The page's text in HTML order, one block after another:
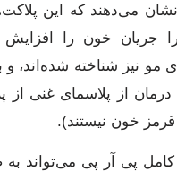
می‌دهند که این
جریان خون را
مو نیز شناخته شده‌اند،
از پلاسمای غنی
خون نیستند).
پی آر پی می‌تواند